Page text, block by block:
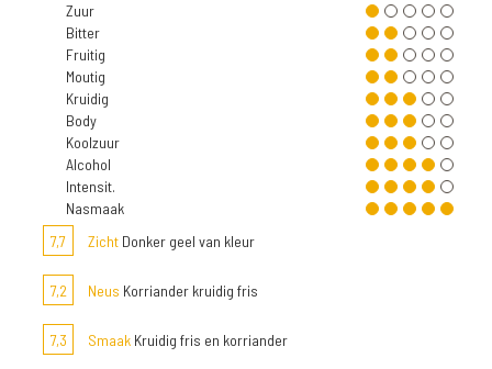
Zuur
Bitter
Fruitig
Moutig
Kruidig
Body
Koolzuur
Alcohol
Intensit.
Nasmaak
7,7
Zicht Donker geel van kleur
7,2 Neus Korriander kruidig fris
7,3 Smaak Kruidig fris en korriander